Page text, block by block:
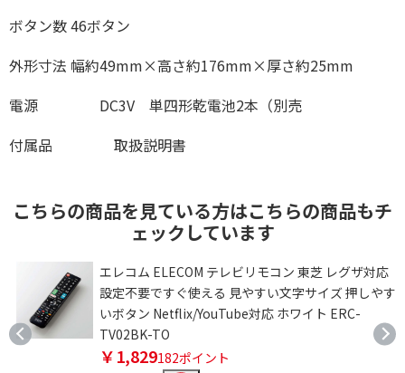
ボタン数 46ボタン
外形寸法 幅約49mm×高さ約176mm×厚さ約25mm
電源 DC3V 単四形乾電池2本（別売
付属品 取扱説明書
こちらの商品を見ている方はこちらの商品もチ
ェックしています
エレコム ELECOM テレビリモコン 東芝 レグザ対応
設定不要ですぐ使える 見やすい文字サイズ 押しやす
いボタン Netflix/YouTube対応 ホワイト ERC-
TV02BK-TO
￥1,829182ポイント